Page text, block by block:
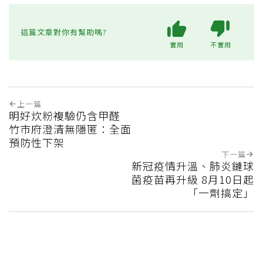
這篇文章對你有幫助嗎?
實用 不實用
上一篇
明好炊粉複驗仍含甲醛
竹市府澄清無隱匿：全面
預防性下架
下一篇
新冠疫情升溫、肺炎鏈球
菌疫苗再升級 8月10日起
「一劑搞定」